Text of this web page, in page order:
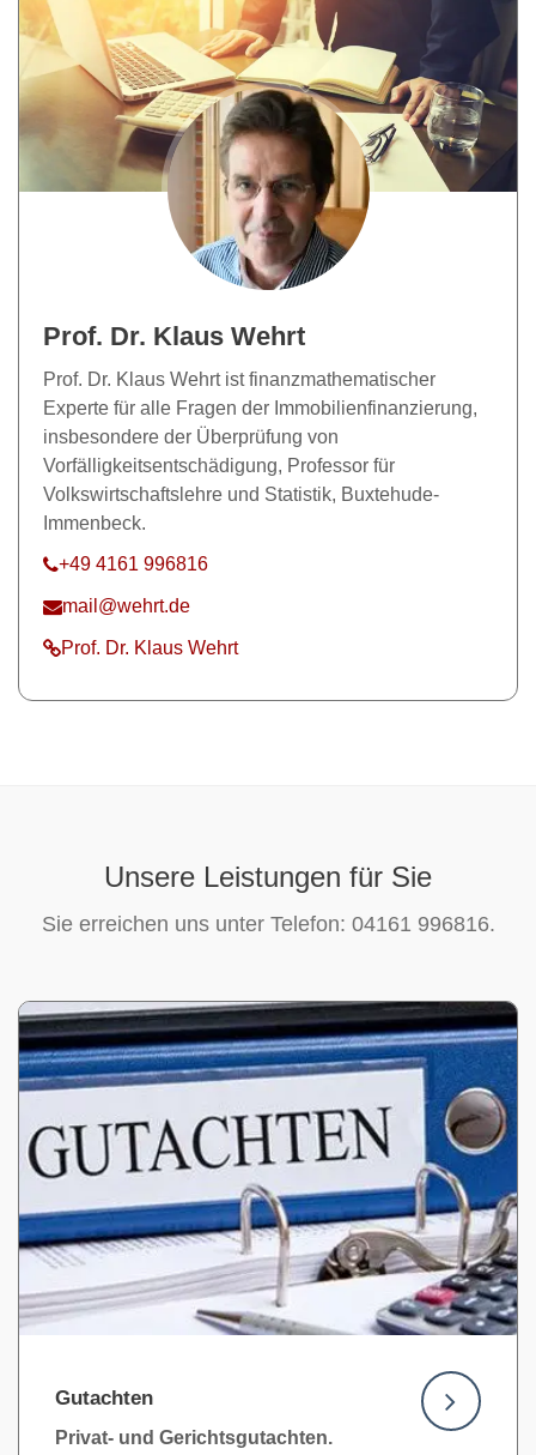
Prof. Dr. Klaus Wehrt
Prof. Dr. Klaus Wehrt ist finanzmathematischer
Experte für alle Fragen der Immobilienfinanzierung,
insbesondere der Überprüfung von
Vorfälligkeitsentschädigung, Professor für
Volkswirtschaftslehre und Statistik, Buxtehude-
Immenbeck.
+49 4161 996816
mail@wehrt.de
Prof. Dr. Klaus Wehrt
Unsere Leistungen für Sie
Sie erreichen uns unter Telefon: 04161 996816.
Gutachten
Privat- und Gerichtsgutachten.